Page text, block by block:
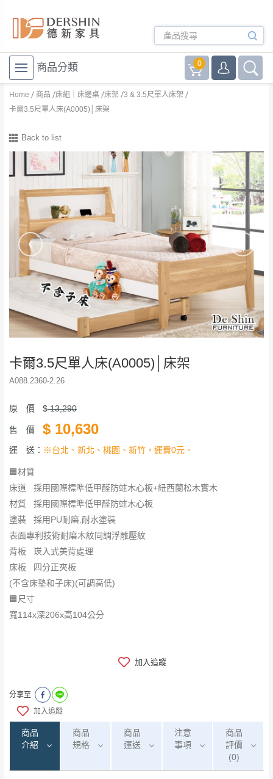
商品分類 0
Home 商品 床組｜床邊桌 床架
3 & 3.5尺單人床架
卡爾3.5尺單人床(A0005)│床架
Back to list
卡爾3.5尺單人床(A0005)│床架
A088.2360-2.26
原 價 $13,290
售 價 $ 10,630
運 送： ※台北、新北、桃園、新竹，運費0元。
🟧材質
床道 採用國際標準低甲醛防蛀木心板+紐西蘭松木實木
材質 採用國際標準低甲醛防蛀木心板
塗裝 採用PU耐磨.耐水塗裝
表面專利技術耐磨木紋同調浮雕壓紋
背板 崁入式美背處理
床板 四分正夾板
(不含床墊和子床)(可調高低)
🟧尺寸
寬114x深206x高104公分
加入追蹤
分享至
加入追蹤
商品
介紹
商品
規格
商品
運送
注意
事項
商品
評價
(0)